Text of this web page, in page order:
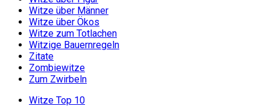
Witze über Männer
Witze über Ökos
Witze zum Totlachen
Witzige Bauernregeln
Zitate
Zombiewitze
Zum Zwirbeln
Witze Top 10